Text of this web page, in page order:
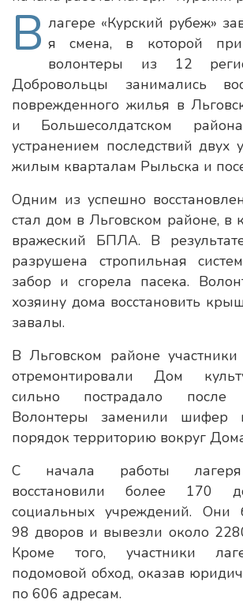
В лагере «Курский рубеж»
я смена, в которой
волонтеры из 12
Добровольцы занимались
поврежденного жилья в
и Большесолдатском
устранением последствий двух
жилым кварталам Рыльска и
Одним из успешно
стал дом в Льговском районе, в
вражеский БПЛА. В
разрушена стропильная
забор и сгорела пасека.
хозяину дома восстановить
завалы.
В Льговском районе
отремонтировали Дом
сильно пострадало
Волонтеры заменили
порядок территорию вокруг
С начала работы лагеря
восстановили более
социальных учреждений. Они
98 дворов и вывезли около
Кроме того, участники
подомовой обход, оказав
по 606 адресам.